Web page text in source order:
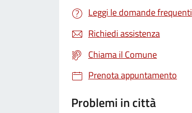
Leggi le domande frequenti
Richiedi assistenza
Chiama il Comune
Prenota appuntamento
Problemi in città